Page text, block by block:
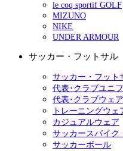
le coq sportif GOLF
MIZUNO
NIKE
UNDER ARMOUR
サッカー・フットサル
サッカー・フット
代表･クラブユニ
代表･クラブウェ
トレーニングウェ
カジュアルウェア
サッカースパイク
サッカーボール